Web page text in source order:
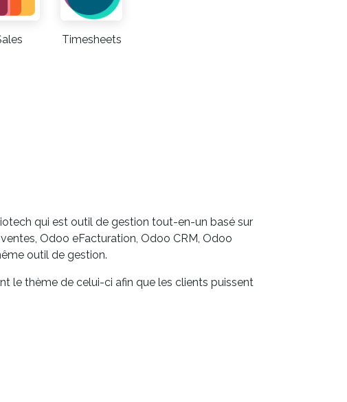
Timesheets
qui est outil de gestion tout-en-un basé sur
Odoo eFacturation, Odoo CRM, Odoo
outil de gestion.
le thème de celui-ci afin que les clients puissent